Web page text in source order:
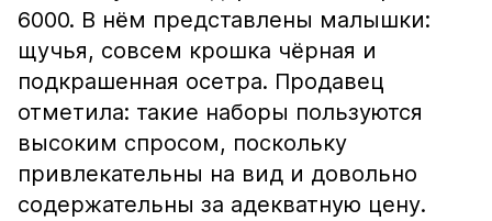
6000. В нём представлены малышки:
щучья, совсем крошка чёрная и
подкрашенная осетра. Продавец
отметила: такие наборы пользуются
высоким спросом, поскольку
привлекательны на вид и довольно
содержательны за адекватную цену.